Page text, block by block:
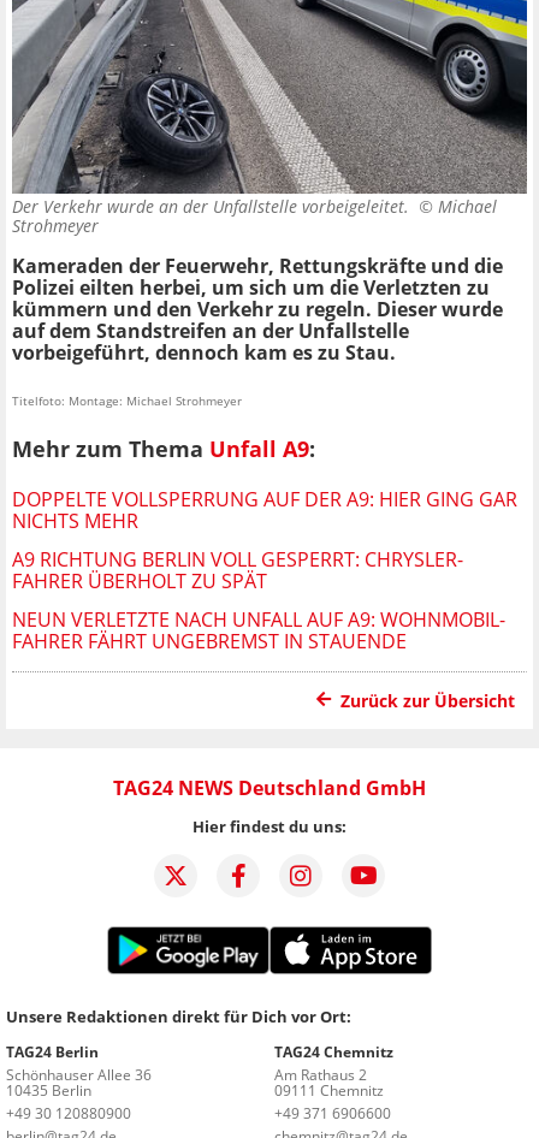
Der Verkehr wurde an der Unfallstelle vorbeigeleitet. © Michael
Strohmeyer
Kameraden der Feuerwehr, Rettungskräfte und die
Polizei eilten herbei, um sich um die Verletzten zu
kümmern und den Verkehr zu regeln. Dieser wurde
auf dem Standstreifen an der Unfallstelle
vorbeigeführt, dennoch kam es zu Stau.
Titelfoto: Montage: Michael Strohmeyer
Mehr zum Thema Unfall A9:
DOPPELTE VOLLSPERRUNG AUF DER A9: HIER GING GAR
NICHTS MEHR
A9 RICHTUNG BERLIN VOLL GESPERRT: CHRYSLER-
FAHRER ÜBERHOLT ZU SPÄT
NEUN VERLETZTE NACH UNFALL AUF A9: WOHNMOBIL-
FAHRER FÄHRT UNGEBREMST IN STAUENDE
Zurück zur Übersicht
TAG24 NEWS Deutschland GmbH
Hier findest du uns:
Unsere Redaktionen direkt für Dich vor Ort:
TAG24 Berlin
Schönhauser Allee 36
10435 Berlin
+49 30 120880900
TAG24 Chemnitz
Am Rathaus 2
09111 Chemnitz
+49 371 6906600